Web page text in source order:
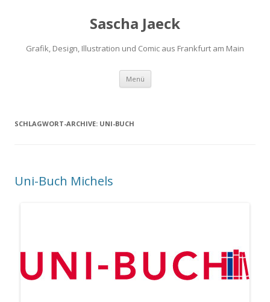
Sascha Jaeck
Grafik, Design, Illustration und Comic aus Frankfurt am Main
Menü Zum
springen
SCHLAGWORT-ARCHIVE: UNI-BUCH
Uni-Buch Michels